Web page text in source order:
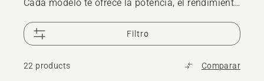
Cada modelo te ofrece la potencia, el rendimiento
Husqvarna.
Filtro
22 products Comparar